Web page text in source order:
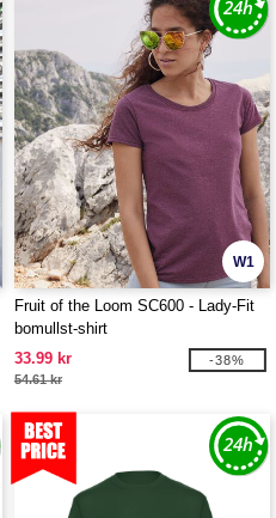
W1
Fruit of the Loom SC600 - Lady-Fit
bomullst-shirt
33.99 kr
54.61 kr
-38%